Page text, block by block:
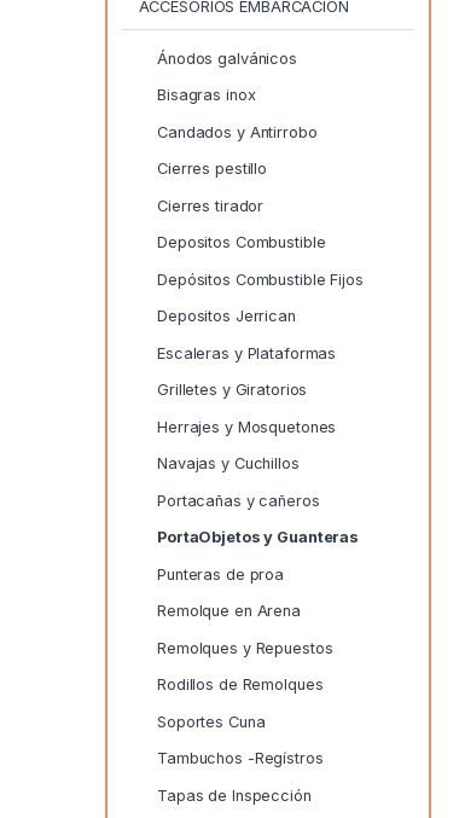
ACCESORIOS EMBARCACIÓN
Ánodos galvánicos
Bisagras inox
Candados y Antirrobo
Cierres pestillo
Cierres tirador
Depositos Combustible
Depósitos Combustible Fijos
Depositos Jerrican
Escaleras y Plataformas
Grilletes y Giratorios
Herrajes y Mosquetones
Navajas y Cuchillos
Portacañas y cañeros
PortaObjetos y Guanteras
Punteras de proa
Remolque en Arena
Remolques y Repuestos
Rodillos de Remolques
Soportes Cuna
Tambuchos -Regístros
Tapas de Inspección